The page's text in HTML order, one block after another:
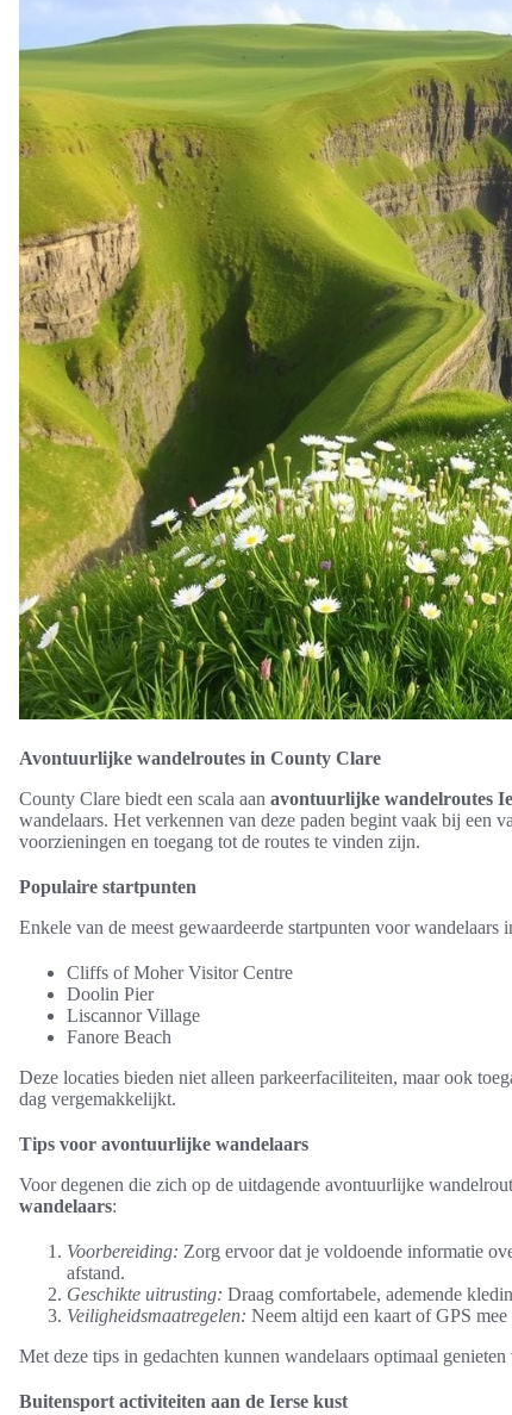
Avontuurlijke wandelroutes in County Clare
County Clare biedt een scala aan avontuurlijke wandelroutes
wandelaars. Het verkennen van deze paden begint vaak bij een
voorzieningen en toegang tot de routes te vinden zijn.
Populaire startpunten
Enkele van de meest gewaardeerde startpunten voor wandelaars
Cliffs of Moher Visitor Centre
Doolin Pier
Liscannor Village
Fanore Beach
Deze locaties bieden niet alleen parkeerfaciliteiten, maar ook
dag vergemakkelijkt.
Tips voor avontuurlijke wandelaars
Voor degenen die zich op de uitdagende avontuurlijke
wandelaars:
Voorbereiding: Zorg ervoor dat je voldoende informatie
afstand.
Geschikte uitrusting: Draag comfortabele, ademende
Veiligheidsmaatregelen: Neem altijd een kaart of GPS
Met deze tips in gedachten kunnen wandelaars optimaal
Buitensport activiteiten aan de Ierse kust